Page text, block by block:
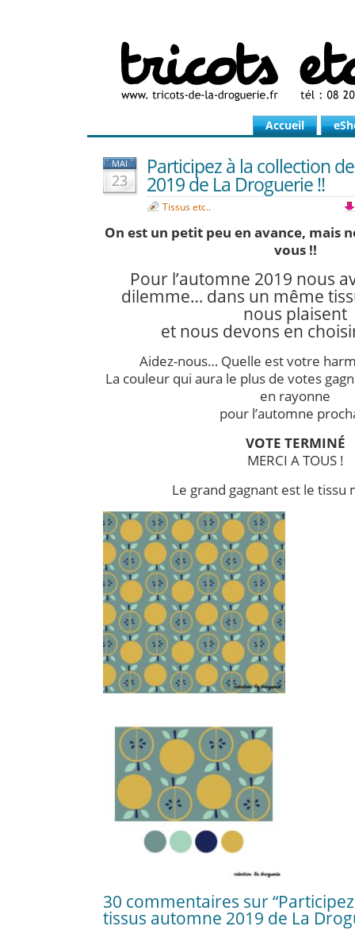
Accueil
MAI
23
Participez à la collection
2019 de La Droguerie !!
Tissus etc..
On est un petit peu en avance, mais
vous !!
Pour l’automne 2019 nous
dilemme… dans un même
nous plaisent
et nous devons en
Aidez-nous… Quelle est votre
La couleur qui aura le plus de votes
en rayonne
pour l’automne
VOTE TERMINÉ
MERCI A TOUS !
Le grand gagnant est le tissu
30 commentaires sur
tissus automne 2019 de La